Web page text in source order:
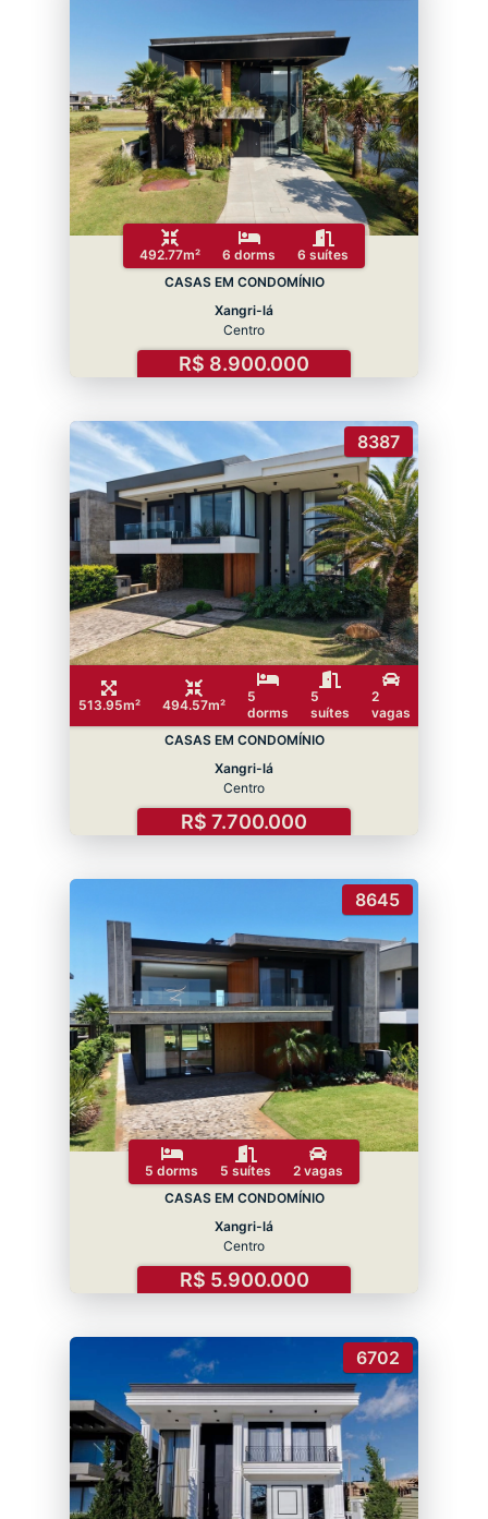
492.77m² 6 dorms
6 suítes
CASAS EM CONDOMÍNIO
Xangri-lá
Centro
R$ 8.900.000
8387
513.95m² 494.57m²
5
dorms
5
suítes
2
vagas
CASAS EM CONDOMÍNIO
Xangri-lá
Centro
R$ 7.700.000
8645
5 dorms 5 suítes
2 vagas
CASAS EM CONDOMÍNIO
Xangri-lá
Centro
R$ 5.900.000
6702